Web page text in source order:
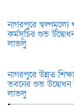
নাগরপুরে স্বল্পমূল্যে
কর্মসূচির শুভ
লাভলু
নাগরপুরে উন্নত
ভবনের শুভ
লাভলু